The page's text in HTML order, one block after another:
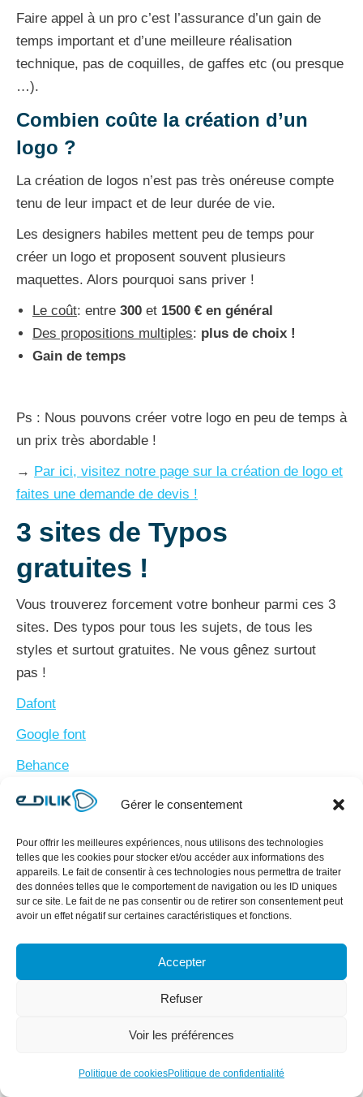
Gérer le consentement
Pour offrir les meilleures expériences, nous utilisons des technologies
telles que les cookies pour stocker et/ou accéder aux informations des
appareils. Le fait de consentir à ces technologies nous permettra de traiter
des données telles que le comportement de navigation ou les ID uniques
sur ce site. Le fait de ne pas consentir ou de retirer son consentement peut
avoir un effet négatif sur certaines caractéristiques et fonctions.
Accepter
Refuser
Voir les préférences
Politique de cookiesPolitique de confidentialité
Faire appel à un pro c’est l’assurance d’un gain de
temps important et d’une meilleure réalisation
technique, pas de coquilles, de gaffes etc (ou presque
…).
Combien coûte la création d’un
logo ?
La création de logos n’est pas très onéreuse compte
tenu de leur impact et de leur durée de vie.
Les designers habiles mettent peu de temps pour
créer un logo et proposent souvent plusieurs
maquettes. Alors pourquoi sans priver !
Le coût: entre 300 et 1500 € en général
Des propositions multiples: plus de choix !
Gain de temps
Ps : Nous pouvons créer votre logo en peu de temps à
un prix très abordable !
→ Par ici, visitez notre page sur la création de logo et
faites une demande de devis !
3 sites de Typos
gratuites !
Vous trouverez forcement votre bonheur parmi ces 3
sites. Des typos pour tous les sujets, de tous les
styles et surtout gratuites. Ne vous gênez surtout
pas !
Dafont
Google font
Behance
7 sites d’icônes gratuits !
Pour illustrer votre activité grâce à une icône très
simple. Ces sites sont gratuits et propose des fichiers
vectorisés de très grandes qualités.
Freepik
Vecteezy
Font Awesome
Modern Pictograms